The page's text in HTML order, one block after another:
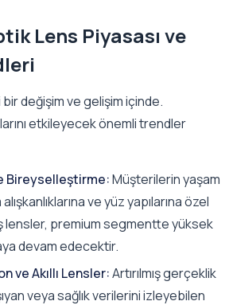
Lens Piyasası ve
değişim ve gelişim içinde.
etkileyecek önemli trendler
Bireyselleştirme:Müşterilerin yaşam
ve yüz yapılarına özel
lensler, premium segmentte yüksek
devam edecektir.
ve Akıllı Lensler:Artırılmış gerçeklik
veya sağlık verilerini izleyebilen